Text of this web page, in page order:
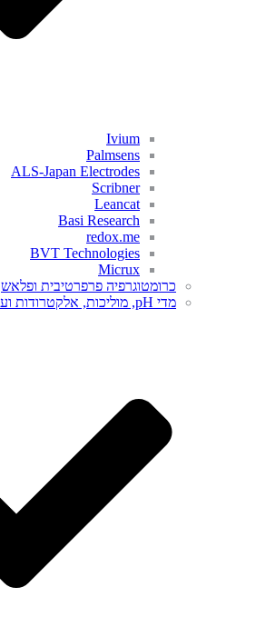
Ivium
Palmsens
ALS-Japan Electrodes
Scribner
Leancat
Basi Research
redox.me
BVT Technologies
Micrux
כרומטוגרפיה פרפרטיבית ופלאש
מדי pH, מוליכות, אלקטרודות ועוד